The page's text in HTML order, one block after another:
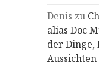
Denis zu
alias Doc
der Dinge,
Aussichten